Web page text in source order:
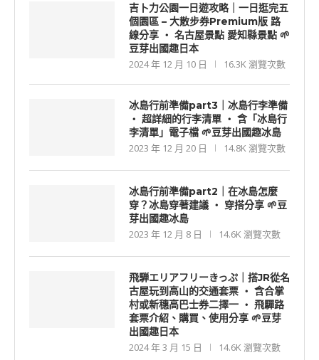
吉卜力公園一日遊攻略｜一日逛完五
個園區 – 大散步券Premium版 路
線分享 ‧ 名古屋景點 愛知縣景點 🌱
豆芽出國趣日本
2024 年 12 月 10 日
16.3K 瀏覽次數
冰島行前準備part3｜冰島行李準備
‧ 超詳細的行李清單 ‧ 含「冰島行
李清單」電子檔 🌱豆芽出國趣冰島
2023 年 12 月 20 日
14.8K 瀏覽次數
冰島行前準備part2｜在冰島怎麼
穿？冰島穿著建議 ‧ 穿搭分享 🌱豆
芽出國趣冰島
2023 年 12 月 8 日
14.6K 瀏覽次數
飛騨エリアフリーきっぷ｜搭JR從名
古屋玩到高山的交通套票 ‧ 含合掌
村或新穗高巴士券二擇一 ‧ 飛驒路
套票介紹、購買、使用分享 🌱豆芽
出國趣日本
2024 年 3 月 15 日
14.6K 瀏覽次數